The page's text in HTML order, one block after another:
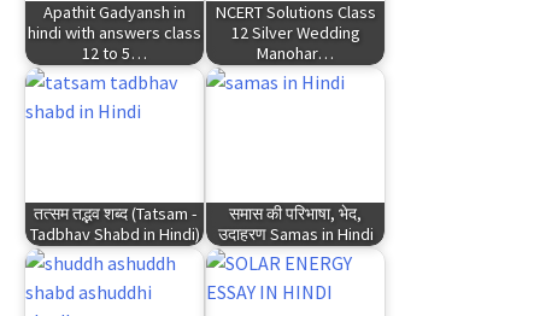
Apathit Gadyansh in
hindi with answers class
12 to 5…
NCERT Solutions Class
12 Silver Wedding
Manohar…
तत्सम तद्भव शब्द (Tatsam -
Tadbhav Shabd in Hindi)
समास की परिभाषा, भेद,
उदाहरण Samas in Hindi